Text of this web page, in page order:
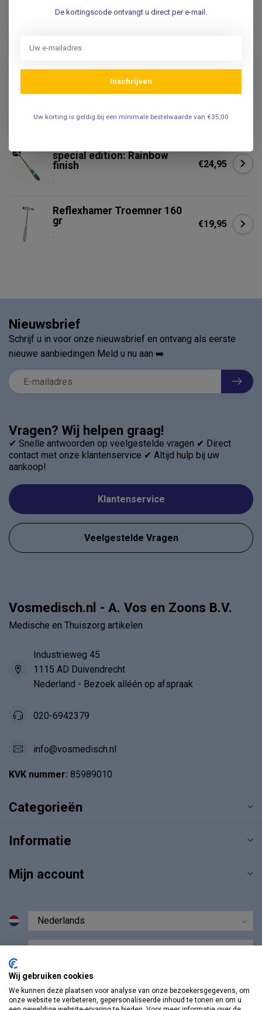
Reflexhamer Berliner
€11,95
Satillo Troemner
Reflexhamer - RVS - Black
Edition - 210gr verzwaarde
Niet op voorraad
special edition: Rainbow
finish
.
€24,95
Reflexhamer Troemner 160
gr
.
€19,95
Vragen? Wij helpen graag!
✔ Snelle antwoorden op veelgestelde vragen ✔ Direct
contact met onze klantenservice ✔ Altijd hulp bij uw
aankoop!
Klantenservice
Veelgestelde Vragen
Nieuwsbrief
Schrijf u in voor onze nieuwsbrief en ontvang als eerste
nieuwe aanbiedingen Meld u nu aan ➡️
Vosmedisch.nl - A. Vos en Zoons B.V.
Medische en Thuiszorg artikelen
Industrieweg 45
1115 AD Duivendrecht
Nederland - Bezoek alléén op afspraak
020-6942379
info@vosmedisch.nl
KVK nummer: 85989010
Categorieën
Informatie
Mijn account
Wij gebruiken cookies
We kunnen deze plaatsen voor analyse van onze bezoekersgegevens, om
onze website te verbeteren, gepersonaliseerde inhoud te tonen en om u
De kortingscode ontvangt u direct per e-mail.
Inschrijven
Uw korting is geldig bij een minimale bestelwaarde van €35,00